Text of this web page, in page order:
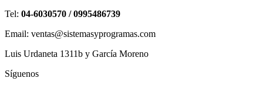
Tel: 04-6030570 / 0995486739
Email: ventas@sistemasyprogramas.com
Luis Urdaneta 1311b y García Moreno
Síguenos